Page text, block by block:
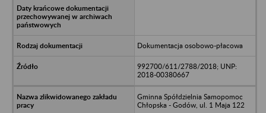
Dokumentacja osobowo-płacowa
992700/611/2788/2018; UNP:
2018-00380667
Gminna Spółdzielnia Samopomoc
Chłopska - Godów, ul. 1 Maja 122